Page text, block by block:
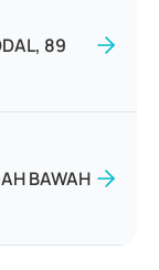
89
BAWAH